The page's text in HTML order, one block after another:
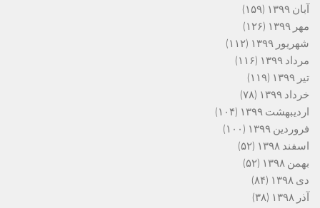
آبان ۱۳۹۹
(۱۵۹)
مهر ۱۳۹۹
(۱۲۶)
شهریور ۱۳۹۹
(۱۱۲)
مرداد ۱۳۹۹
(۱۱۶)
تیر ۱۳۹۹
(۱۱۹)
خرداد ۱۳۹۹
(۷۸)
اردیبهشت ۱۳۹۹
(۱۰۴)
فروردین ۱۳۹۹
(۱۰۰)
اسفند ۱۳۹۸
(۵۲)
بهمن ۱۳۹۸
(۵۲)
دی ۱۳۹۸
(۸۴)
آذر ۱۳۹۸
(۳۸)